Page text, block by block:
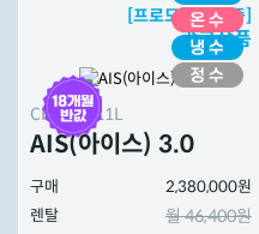
[프로모션 진행중]
광고상품
CHPI-7511L
AIS(아이스) 3.0
구매
2,380,000원
렌탈
월 46,400원